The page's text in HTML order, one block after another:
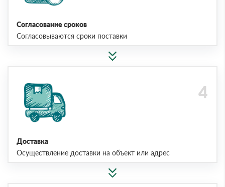
Согласование сроков
Согласовываются сроки поставки
Доставка
Осуществление доставки на объект или адрес